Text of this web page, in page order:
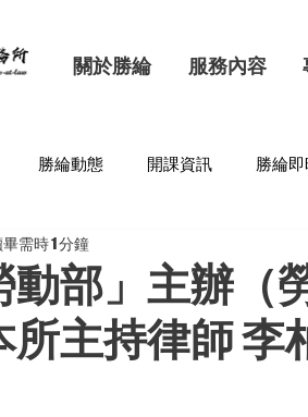
關於勝綸 服務內容
勝綸動態 開課資訊 勝綸
動部」主辦
所主持律師 李
需時 1 分鐘